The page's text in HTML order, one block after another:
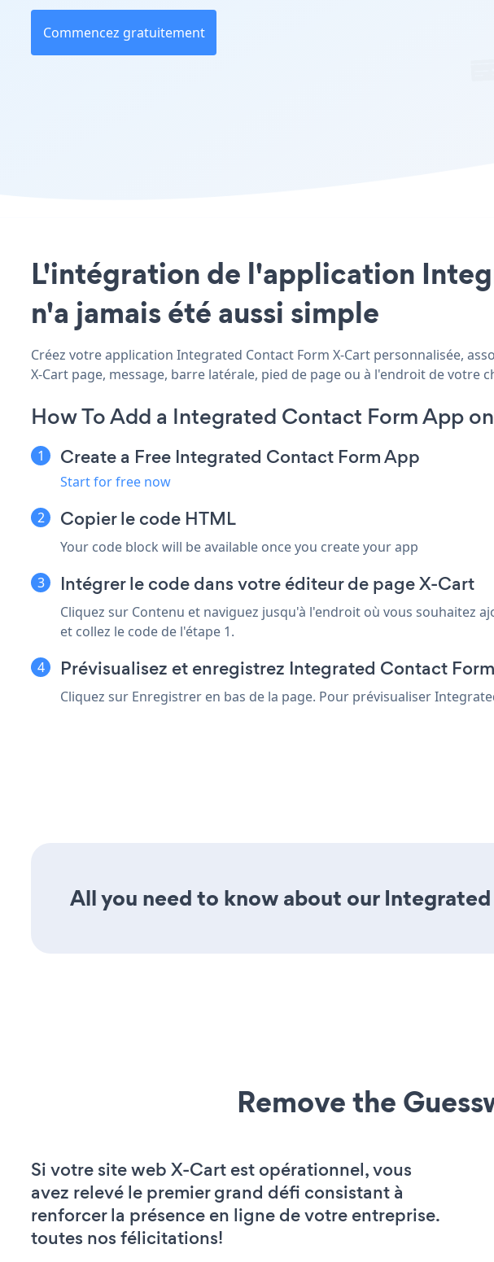
Commencez gratuitement
L'intégration de l'application
n'a jamais été aussi simple
Créez votre application Integrated Contact Form X-Cart personnalisée,
X-Cart page, message, barre latérale, pied de page ou à l'endroit de votre
How To Add a Integrated Contact Form App
Create a Free Integrated Contact Form App
Start for free now
Copier le code HTML
Your code block will be available once you create your app
Intégrer le code dans votre éditeur de page X-Cart
Cliquez sur Contenu et naviguez jusqu'à l'endroit où vous souhaitez
et collez le code de l'étape 1.
Prévisualisez et enregistrez Integrated Contact
Cliquez sur Enregistrer en bas de la page. Pour prévisualiser
All you need to know about our
Remove the
Si votre site web X-Cart est opérationnel, vous
avez relevé le premier grand défi consistant à
renforcer la présence en ligne de votre entreprise.
toutes nos félicitations!